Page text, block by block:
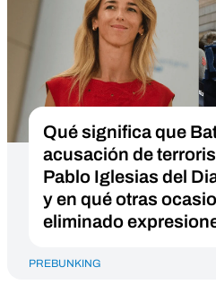
Qué significa que
acusación de
Pablo Iglesias del
y en qué otras
eliminado
PREBUNKING